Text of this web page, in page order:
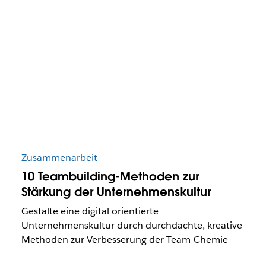
Zusammenarbeit
10 Teambuilding-Methoden zur
Stärkung der Unternehmenskultur
Gestalte eine digital orientierte
Unternehmenskultur durch durchdachte, kreative
Methoden zur Verbesserung der Team-Chemie